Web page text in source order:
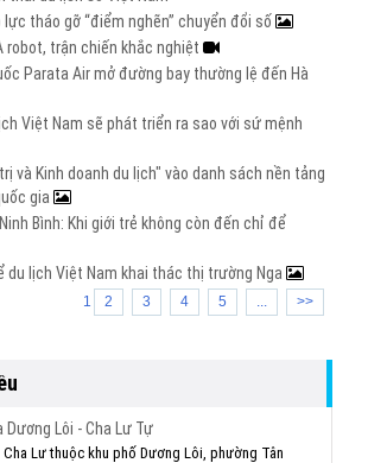
lực tháo gỡ “điểm nghẽn” chuyển đổi số
robot, trận chiến khắc nghiệt
Parata Air mở đường bay thường lệ đến Hà
Việt Nam sẽ phát triển ra sao với sứ mệnh
và Kinh doanh du lịch" vào danh sách nền tảng
gia
Bình: Khi giới trẻ không còn đến chỉ để
du lịch Việt Nam khai thác thị trường Nga
1 2 3 4 5 ... >>
Dương Lôi - Cha Lư Tự
Cha Lư thuộc khu phố Dương Lôi, phường Tân